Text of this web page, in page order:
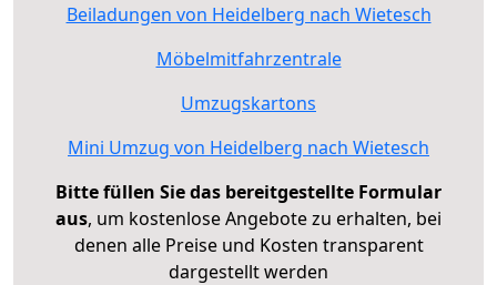
Beiladungen von Heidelberg nach Wietesch
Möbelmitfahrzentrale
Umzugskartons
Mini Umzug von Heidelberg nach Wietesch
Bitte füllen Sie das bereitgestellte Formular
aus, um kostenlose Angebote zu erhalten, bei
denen alle Preise und Kosten transparent
dargestellt werden